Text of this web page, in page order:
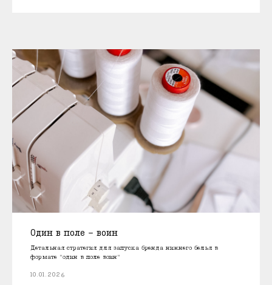
Один в поле - воин
Детальная стратегия для запуска бренда нижнего белья в
формате "один в поле воин"
10.01.2026